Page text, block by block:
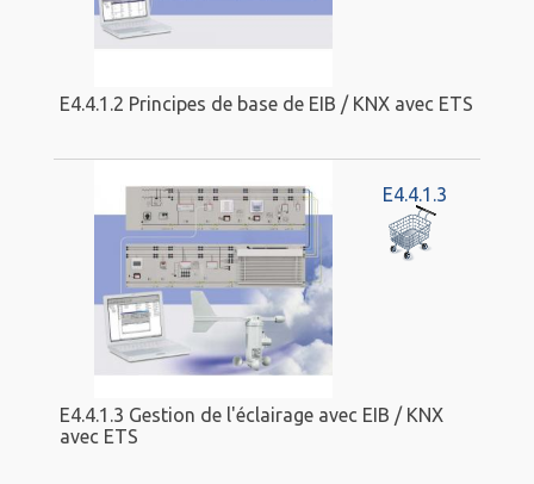
E4.4.1.2 Principes de base de EIB / KNX avec ETS
E4.4.1.3
E4.4.1.3 Gestion de l'éclairage avec EIB / KNX
avec ETS